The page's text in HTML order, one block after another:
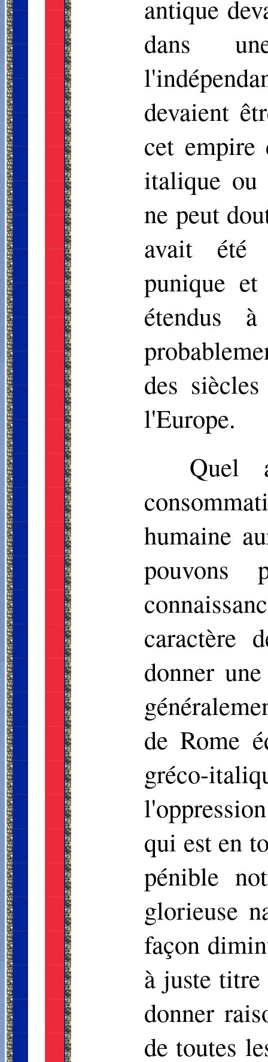
antique
dans
devaient
cet empire
italique ou
ne peut
avait été
punique
étendus
des
l'Europe.
Quel
humaine
pouvons
caractère
donner
de Rome
gréco-
qui est en
pénible
glorieuse
façon
à juste
donner
de toutes